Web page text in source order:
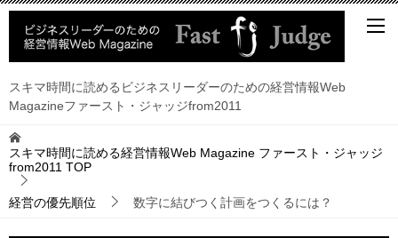
スキマ時間に読めるビジネスリーダーのための経営情報Web
Magazineファースト・ジャッジfrom2011
スキマ時間に読める経営情報Web Magazine ファースト・ジャッジ
from2011 TOP
経営の優先順位 数字に結びつく計画をつくるには？